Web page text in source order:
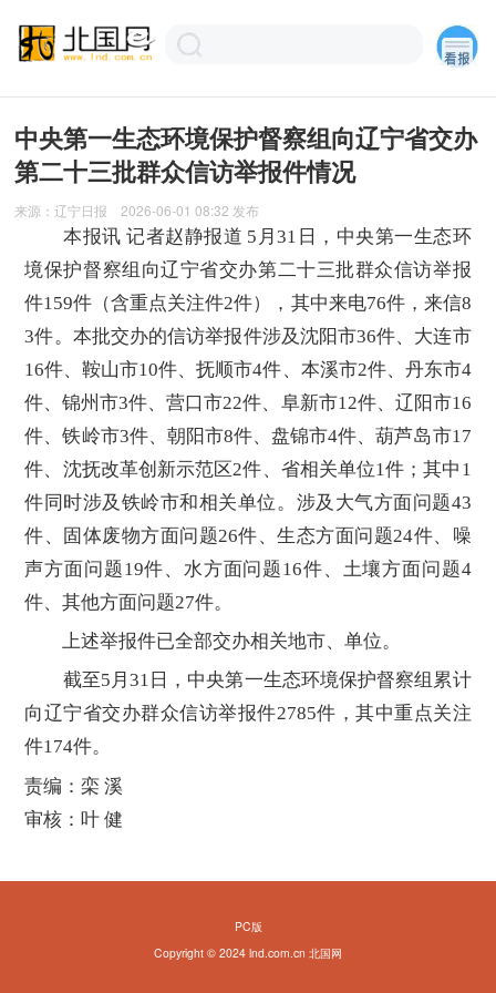
中央第一生态环境保护督察组向辽宁省交办
第二十三批群众信访举报件情况
来源：辽宁日报 2026-06-01 08:32 发布
本报讯 记者赵静报道 5月31日，中央第一生态环
境保护督察组向辽宁省交办第二十三批群众信访举报
件159件（含重点关注件2件），其中来电76件，来信8
3件。本批交办的信访举报件涉及沈阳市36件、大连市
16件、鞍山市10件、抚顺市4件、本溪市2件、丹东市4
件、锦州市3件、营口市22件、阜新市12件、辽阳市16
件、铁岭市3件、朝阳市8件、盘锦市4件、葫芦岛市17
件、沈抚改革创新示范区2件、省相关单位1件；其中1
件同时涉及铁岭市和相关单位。涉及大气方面问题43
件、固体废物方面问题26件、生态方面问题24件、噪
声方面问题19件、水方面问题16件、土壤方面问题4
件、其他方面问题27件。
上述举报件已全部交办相关地市、单位。
截至5月31日，中央第一生态环境保护督察组累计
向辽宁省交办群众信访举报件2785件，其中重点关注
件174件。
责编：栾 溪
审核：叶 健
PC版
Copyright © 2024 lnd.com.cn 北国网